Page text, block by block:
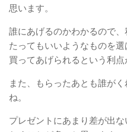
思います。
誰にあげるのかわかるので
たってもいいようなものを
買ってあげられるという利点
また、もらったあとも誰が
ね。
プレゼントにあまり差が出